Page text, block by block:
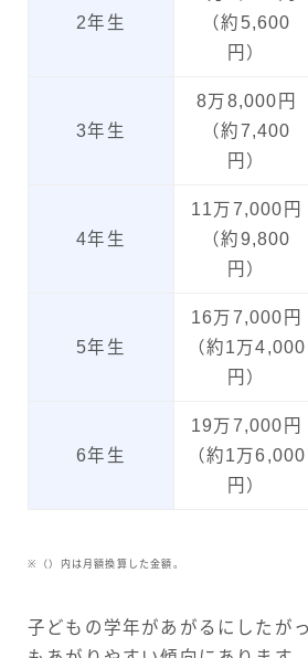
2年生
（約5,600
円）
3年生
8万8,000円
（約7,400
円）
4年生
11万7,000円
（約9,800
円）
5年生
16万7,000円
（約1万4,000
円）
6年生
19万7,000円
（約1万6,000
円）
※（）内は月額換算した金額。
子どもの学年があがるにしたが